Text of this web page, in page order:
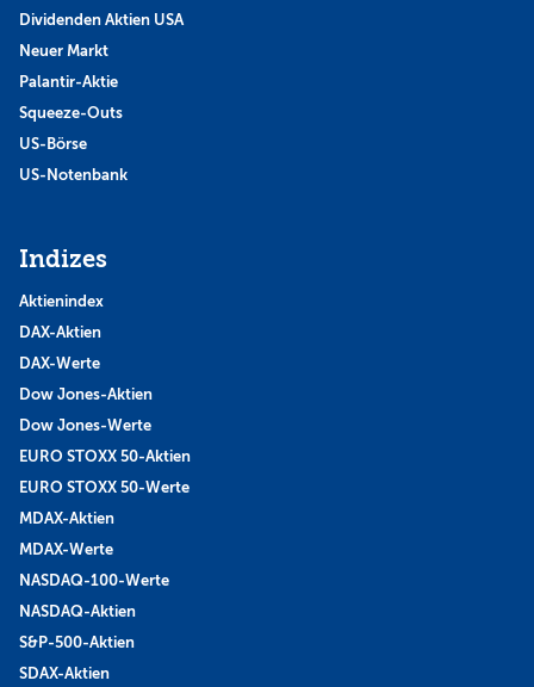
Dividenden Aktien USA
Neuer Markt
Palantir-Aktie
Squeeze-Outs
US-Börse
US-Notenbank
Indizes
Aktienindex
DAX-Aktien
DAX-Werte
Dow Jones-Aktien
Dow Jones-Werte
EURO STOXX 50-Aktien
EURO STOXX 50-Werte
MDAX-Aktien
MDAX-Werte
NASDAQ-100-Werte
NASDAQ-Aktien
S&P-500-Aktien
SDAX-Aktien